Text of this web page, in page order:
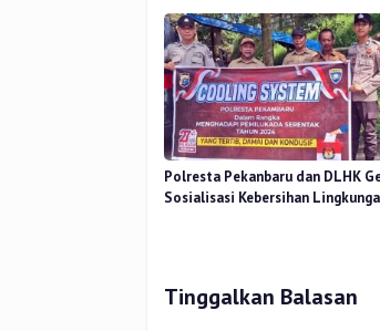
Polresta Pekanbaru dan DLHK
Sosialisasi Kebersihan
Tinggalkan Balasan